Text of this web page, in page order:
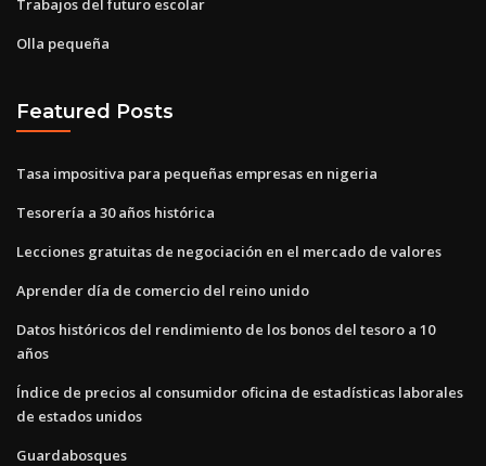
Trabajos del futuro escolar
Olla pequeña
Featured Posts
Tasa impositiva para pequeñas empresas en nigeria
Tesorería a 30 años histórica
Lecciones gratuitas de negociación en el mercado de valores
Aprender día de comercio del reino unido
Datos históricos del rendimiento de los bonos del tesoro a 10
años
Índice de precios al consumidor oficina de estadísticas laborales
de estados unidos
Guardabosques